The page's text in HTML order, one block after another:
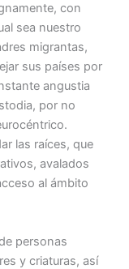
con
sea nuestro
migrantas,
sus países por
angustia
por no
las raíces, que
avalados
al ámbito
personas
y criaturas, así